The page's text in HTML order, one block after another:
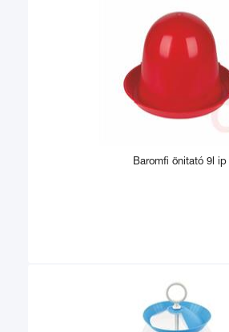
Baromfi önitató 9l ip